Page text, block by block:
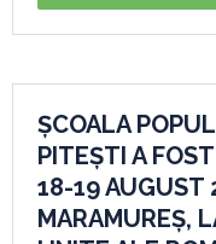
ȘCOALA
PITEȘTI A
18-19 AUGUST
MARAMUREŞ,